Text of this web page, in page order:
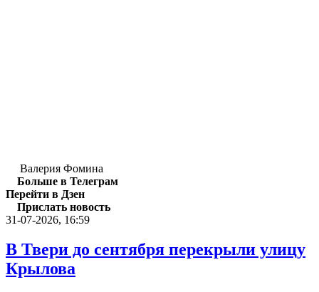
Валерия Фомина
Больше в Телеграм
Перейти в Дзен
Прислать новость
31-07-2026, 16:59
В Твери до сентября перекрыли улицу
Крылова